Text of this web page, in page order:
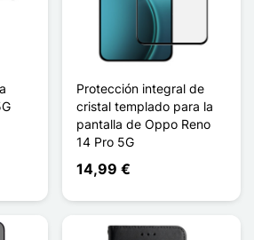
Protección integral de
cristal templado para la
pantalla de Oppo Reno
14 Pro 5G
14,99 €